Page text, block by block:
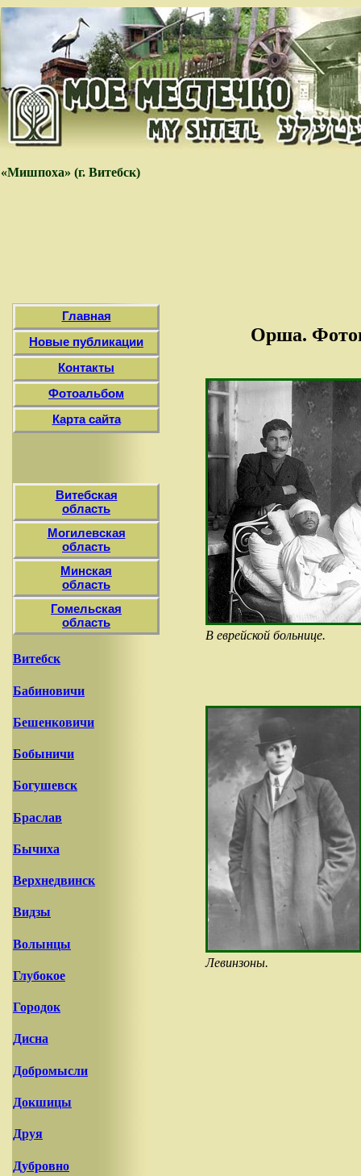
«Мишпоха» (г. Витебск)
Главная
Новые публикации
Контакты
Фотоальбом
Карта сайта
Витебская
область
Могилевская
область
Минская
область
Гомельская
область
Витебск
Бабиновичи
Бешенковичи
Бобыничи
Богушевск
Браслав
Бычиха
Верхнедвинск
Видзы
Волынцы
Глубокое
Городок
Дисна
Добромысли
Докшицы
Друя
Дубровно
Орша.
В еврейской больнице.
Левинзоны.